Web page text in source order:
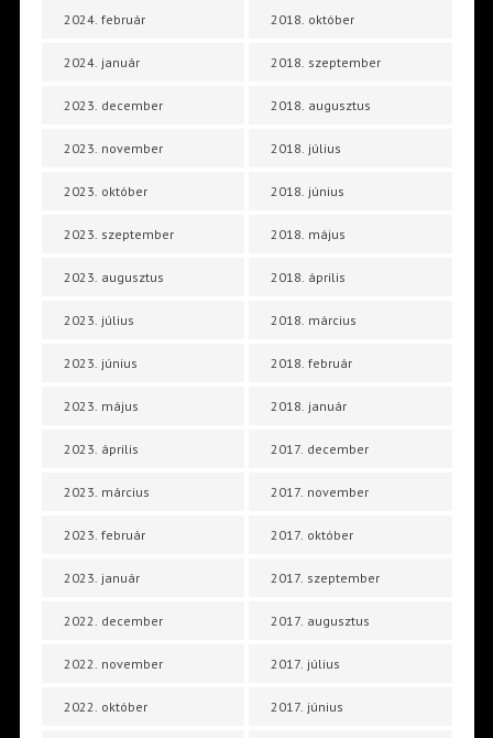
2024. február
2024. január
2023. december
2023. november
2023. október
2023. szeptember
2023. augusztus
2023. július
2023. június
2023. május
2023. április
2023. március
2023. február
2023. január
2022. december
2022. november
2022. október
2018. október
2018. szeptember
2018. augusztus
2018. július
2018. június
2018. május
2018. április
2018. március
2018. február
2018. január
2017. december
2017. november
2017. október
2017. szeptember
2017. augusztus
2017. július
2017. június